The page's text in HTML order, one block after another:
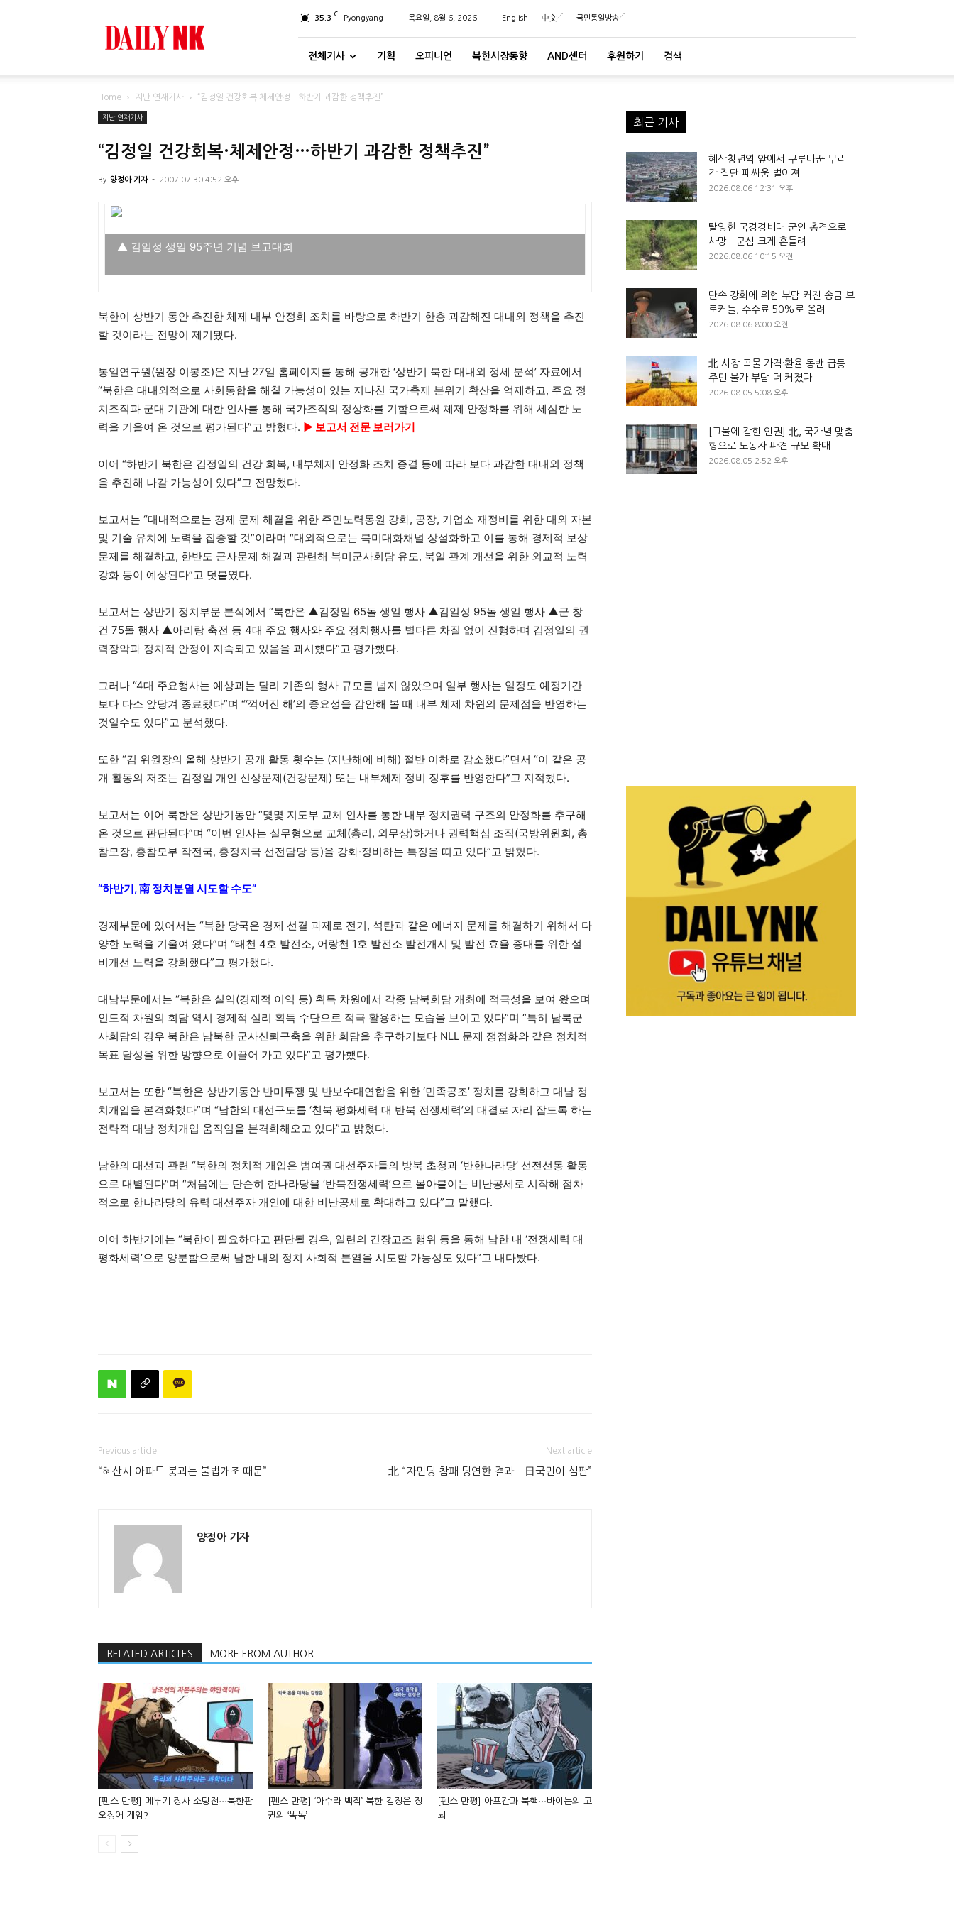
35.3 C Pyongyang 목요일, 8월 6, 2026 English 中文 국민통일방송
전체기사 기획 오피니언 북한시장동향 AND센터 후원하기 검색
Home 지난 연재기사 “김정일 건강회복·체제안정…하반기 과감한 정책추진”
지난 연재기사
“김정일 건강회복·체제안정…하반기 과감한 정책추진”
By 양정아 기자 - 2007.07.30 4:52 오후
▲ 김일성 생일 95주년 기념 보고대회
북한이 상반기 동안 추진한 체제 내부 안정화 조치를 바탕으로 하반기 한층 과감해진 대내외 정책을 추진
할 것이라는 전망이 제기됐다.
통일연구원(원장 이봉조)은 지난 27일 홈페이지를 통해 공개한 ‘상반기 북한 대내외 정세 분석’ 자료에서
“북한은 대내외적으로 사회통합을 해칠 가능성이 있는 지나친 국가축제 분위기 확산을 억제하고, 주요 정
치조직과 군대 기관에 대한 인사를 통해 국가조직의 정상화를 기함으로써 체제 안정화를 위해 세심한 노
력을 기울여 온 것으로 평가된다”고 밝혔다. ▶ 보고서 전문 보러가기
이어 “하반기 북한은 김정일의 건강 회복, 내부체제 안정화 조치 종결 등에 따라 보다 과감한 대내외 정책
을 추진해 나갈 가능성이 있다”고 전망했다.
보고서는 “대내적으로는 경제 문제 해결을 위한 주민노력동원 강화, 공장, 기업소 재정비를 위한 대외 자본
및 기술 유치에 노력을 집중할 것”이라며 “대외적으로는 북미대화채널 상설화하고 이를 통해 경제적 보상
문제를 해결하고, 한반도 군사문제 해결과 관련해 북미군사회담 유도, 북일 관계 개선을 위한 외교적 노력
강화 등이 예상된다”고 덧붙였다.
보고서는 상반기 정치부문 분석에서 “북한은 ▲김정일 65돌 생일 행사 ▲김일성 95돌 생일 행사 ▲군 창
건 75돌 행사 ▲아리랑 축전 등 4대 주요 행사와 주요 정치행사를 별다른 차질 없이 진행하며 김정일의 권
력장악과 정치적 안정이 지속되고 있음을 과시했다”고 평가했다.
그러나 “4대 주요행사는 예상과는 달리 기존의 행사 규모를 넘지 않았으며 일부 행사는 일정도 예정기간
보다 다소 앞당겨 종료됐다”며 “‘꺽어진 해’의 중요성을 감안해 볼 때 내부 체제 차원의 문제점을 반영하는
것일수도 있다”고 분석했다.
또한 “김 위원장의 올해 상반기 공개 활동 횟수는 (지난해에 비해) 절반 이하로 감소했다”면서 “이 같은 공
개 활동의 저조는 김정일 개인 신상문제(건강문제) 또는 내부체제 정비 징후를 반영한다”고 지적했다.
보고서는 이어 북한은 상반기동안 “몇몇 지도부 교체 인사를 통한 내부 정치권력 구조의 안정화를 추구해
온 것으로 판단된다”며 “이번 인사는 실무형으로 교체(총리, 외무상)하거나 권력핵심 조직(국방위원회, 총
참모장, 총참모부 작전국, 총정치국 선전담당 등)을 강화·정비하는 특징을 띠고 있다”고 밝혔다.
“하반기, 南 정치분열 시도할 수도”
경제부문에 있어서는 “북한 당국은 경제 선결 과제로 전기, 석탄과 같은 에너지 문제를 해결하기 위해서 다
양한 노력을 기울여 왔다”며 “태천 4호 발전소, 어랑천 1호 발전소 발전개시 및 발전 효율 증대를 위한 설
비개선 노력을 강화했다”고 평가했다.
대남부문에서는 “북한은 실익(경제적 이익 등) 획득 차원에서 각종 남북회담 개최에 적극성을 보여 왔으며
인도적 차원의 회담 역시 경제적 실리 획득 수단으로 적극 활용하는 모습을 보이고 있다”며 “특히 남북군
사회담의 경우 북한은 남북한 군사신뢰구축을 위한 회담을 추구하기보다 NLL 문제 쟁점화와 같은 정치적
목표 달성을 위한 방향으로 이끌어 가고 있다”고 평가했다.
보고서는 또한 “북한은 상반기동안 반미투쟁 및 반보수대연합을 위한 ‘민족공조’ 정치를 강화하고 대남 정
치개입을 본격화했다”며 “남한의 대선구도를 ‘친북 평화세력 대 반북 전쟁세력’의 대결로 자리 잡도록 하는
전략적 대남 정치개입 움직임을 본격화해오고 있다”고 밝혔다.
남한의 대선과 관련 “북한의 정치적 개입은 범여권 대선주자들의 방북 초청과 ‘반한나라당’ 선전선동 활동
으로 대별된다”며 “처음에는 단순히 한나라당을 ‘반북전쟁세력’으로 몰아붙이는 비난공세로 시작해 점차
적으로 한나라당의 유력 대선주자 개인에 대한 비난공세로 확대하고 있다”고 말했다.
이어 하반기에는 “북한이 필요하다고 판단될 경우, 일련의 긴장고조 행위 등을 통해 남한 내 ‘전쟁세력 대
평화세력’으로 양분함으로써 남한 내의 정치 사회적 분열을 시도할 가능성도 있다”고 내다봤다.
Previous article
“혜산시 아파트 붕괴는 불법개조 때문”
Next article
北 “자민당 참패 당연한 결과…日국민이 심판”
양정아 기자
RELATED ARTICLES MORE FROM AUTHOR
[펜스 만평] 메뚜기 장사 소탕전…북한판
오징어 게임?
[펜스 만평] ‘아수라 백작’ 북한 김정은 정
권의 ‘똑똑’
[펜스 만평] 아프간과 북핵…바이든의 고
뇌
최근 기사
혜산청년역 앞에서 구루마꾼 무리
간 집단 패싸움 벌어져
2026.08.06 12:31 오후
탈영한 국경경비대 군인 총격으로
사망…군심 크게 흔들려
2026.08.06 10:15 오전
단속 강화에 위험 부담 커진 송금 브
로커들, 수수료 50%로 올려
2026.08.06 8:00 오전
北 시장 곡물 가격·환율 동반 급등…
주민 물가 부담 더 커졌다
2026.08.05 5:08 오후
[그물에 갇힌 인권] 北, 국가별 맞춤
형으로 노동자 파견 규모 확대
2026.08.05 2:52 오후